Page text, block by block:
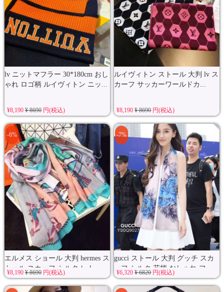
lv ニットマフラー 30*180cm おし
ゃれ ロゴ柄 ルイヴィトン ニッ...
¥8,190 ¥ 8690円(税込)
ルイヴィトン ストール 大判 lv ス
カーフ サッカーワールドカ...
¥8,190¥ 8690円(税込)
エルメス ショール 大判 hermes ス
トール スカーフ シルク レト...
-6%
¥8,190 ¥ 8690円(税込)
gucci ストール 大判 グッチ スカ
ーフ シルク 花柄 おしゃれ フ...
-7%
¥6,320¥ 6820円(税込)